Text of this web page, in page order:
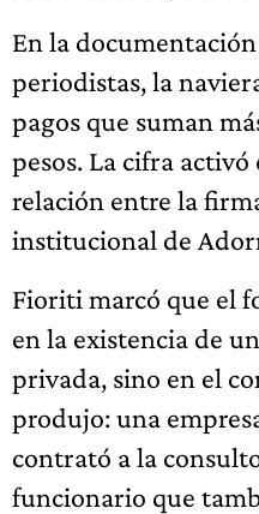
En la
periodistas, la
pagos que suman
pesos. La cifra
relación entre la
institucional de
Fioriti marcó que el
en la existencia de
privada, sino en el
produjo: una
contrató a la
funcionario que